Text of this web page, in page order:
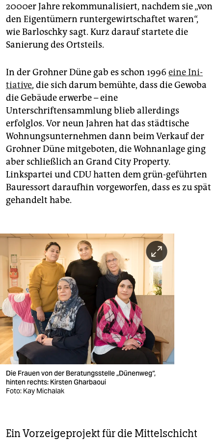
2000er Jahre rekommunalisiert, nachdem sie „von
den Eigentümern runtergewirtschaftet waren“,
wie Barloschky sagt. Kurz darauf startete die
Sanierung des Ortsteils.
In der Grohner Düne gab es schon 1996 eine Ini­
tiative, die sich darum bemühte, dass die Gewoba
die Gebäude erwerbe – eine
Unterschriftensammlung blieb allerdings
erfolglos. Vor neun Jahren hat das städtische
Wohnungsunternehmen dann beim Verkauf der
Grohner Düne mitgeboten, die Wohnanlage ging
aber schließlich an Grand City Property.
Linkspartei und CDU hatten dem grün-geführten
Bauressort daraufhin vorgeworfen, dass es zu spät
gehandelt habe.
Die Frauen von der Beratungsstelle „Dünenweg“,
hinten rechts: Kirsten Gharbaoui
Foto: Kay Michalak
Ein Vorzeigeprojekt für die Mittelschicht